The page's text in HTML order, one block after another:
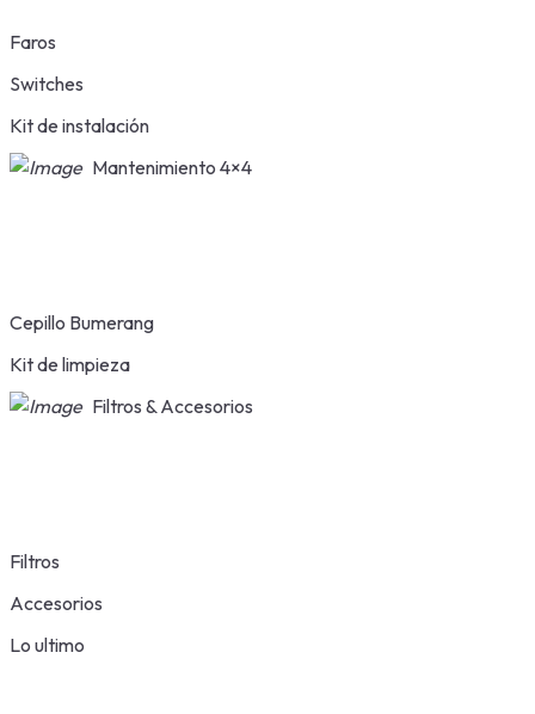
Faros
Switches
Kit de instalación
Mantenimiento 4×4
Cepillo Bumerang
Kit de limpieza
Filtros & Accesorios
Filtros
Accesorios
Lo ultimo